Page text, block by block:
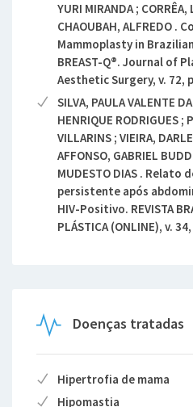
YURI MIRANDA ; CORRÊA,
CHAOUBAH, ALFREDO
Mammoplasty in
BREAST-Q®. Journal of
Aesthetic Surgery, v. 72,
SILVA, PAULA VALENTE
HENRIQUE RODRIGUES ;
VILLARINS ; VIEIRA,
AFFONSO, GABRIEL
MUDESTO DIAS .
persistente após
HIV-Positivo. REVISTA
PLÁSTICA (ONLINE), v.
Doenças tratadas
Hipertrofia de mama
Hipomastia